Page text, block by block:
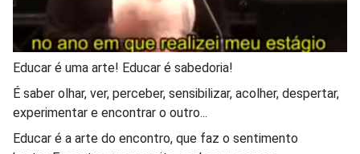
Educar é uma arte! Educar é sabedoria!
É saber olhar, ver, perceber, sensibilizar, acolher, despertar,
experimentar e encontrar o outro...
Educar é a arte do encontro, que faz o sentimento